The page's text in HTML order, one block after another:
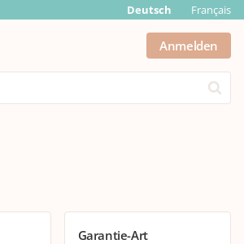
Deutsch Français
Anmelden
Garantie-Art